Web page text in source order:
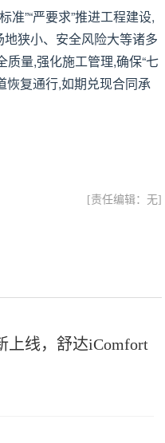
准”“严要求”推进工程建设,
狭小、安全风险大等诸多
量,强化施工管理,确保“七
恢复通行,如期兑现合同承
[责任编辑：无]
上线，舒达iComfort